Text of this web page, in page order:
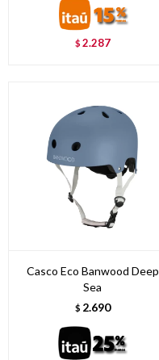
$2.287
Casco Eco Banwood Deep
Sea
$ 2.690